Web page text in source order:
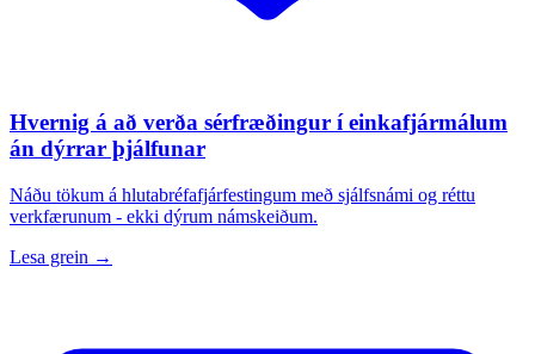
Hvernig á að verða sérfræðingur í einkafjármálum
án dýrrar þjálfunar
Náðu tökum á hlutabréfafjárfestingum með sjálfsnámi og réttu
verkfærunum - ekki dýrum námskeiðum.
Lesa grein →